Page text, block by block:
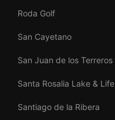
Roda Golf
San Cayetano
San Juan de los Terreros
Santa Rosalia Lake & Life
Santiago de la Ribera